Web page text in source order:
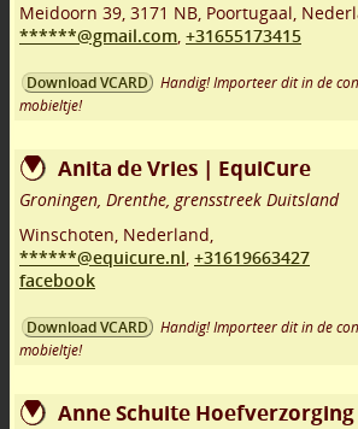
Meidoorn 39, 3171 NB, Poortugaal,
******@gmail.com, +31655173415
Download VCARD
Handig! Importeer dit in de
mobieltje!
Anita de Vries | EquiCure
Groningen, Drenthe, grensstreek Duitsland
Winschoten, Nederland,
******@equicure.nl, +31619663427
facebook
Download VCARD
Handig! Importeer dit in de
mobieltje!
Anne Schuite Hoefverzorging